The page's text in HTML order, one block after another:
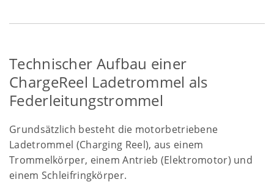
Technischer Aufbau einer
ChargeReel Ladetrommel als
Federleitungstrommel
Grundsätzlich besteht die motorbetriebene
Ladetrommel (Charging Reel), aus einem
Trommelkörper, einem Antrieb (Elektromotor) und
einem Schleifringkörper.